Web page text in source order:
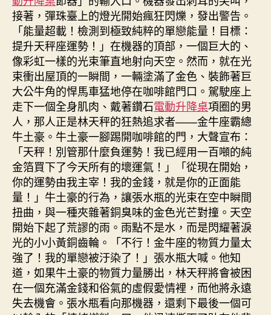
接著，彈珠臺上的燈光開始瘋狂閃爍，發出警告。
「能量超載！檢測到極致純粹的單戀能量！目標：
提升天秤座運勢！」在機器的頂部，一個巨大的、
像彩虹一樣的光束筆直地射向天空。然而，就在光
束衝出屋頂的一瞬間，一輛塗滿了金色、裝飾著巨
大公牛角的悍馬車猛地停在咖啡館門口。駕駛座上
走下一個全身肌肉、戴著鑽石電動升降桌項圈的男
人，那人正是林天秤的狂熱追求者——金牛座霸總
牛土豪。牛土豪一腳踢開咖啡館的門，大聲宣布：
「天秤！別管那什麼負運勢！我已經用一百噸的純
金箔買下了今天所有的壞運氣！」「從現在開始，
你的運勢由我主宰！我的金錢，就是你的正面能
量！」牛土豪的行為，讓張水瓶的光束在空中瞬間
扭曲，與一種夾雜著銅臭味的金色光芒對撞。天空
開始下起了荒謬的雨。雨點不是水，而是閃耀著淚
光的小小黃銅齒輪。「不行！金牛座的物質力量太
強了！我的單戀被汙染了！」張水瓶大喊。他知
道，如果牛土豪的物質力量勝出，林天秤將會被困
在一個充滿金錢和俗氣的虛假愛情裡，而他將永遠
失去機會。張水瓶看向那機器，還剩下最後一個可